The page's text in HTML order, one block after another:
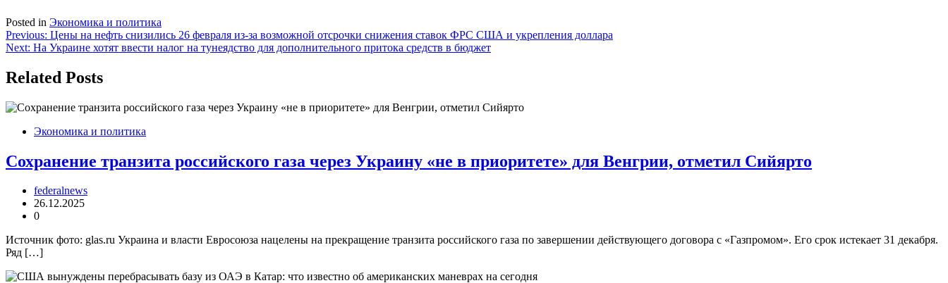
Posted in Экономика и политика
Навигация
по
записям
Previous: Цены на нефть снизились 26 февраля из-за возможной отсрочки снижения ставок ФРС США и укрепления доллара
Next: На Украине хотят ввести налог на тунеядство для дополнительного притока средств в бюджет
Related Posts
Экономика и политика
Сохранение транзита российского газа через Украину «не в приоритете» для Венгрии, отметил Сийярто
federalnews
26.12.2025
0
Источник фото: glas.ru Украина и власти Евросоюза нацелены на прекращение транзита российского газа по завершении действующего договора с «Газпромом». Его срок истекает 31 декабря.
Ряд […]